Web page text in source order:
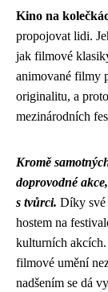
Kino na
propojovat lidi.
jak filmové
animované filmy
originalitu, a
mezinárodních
Kromě
doprovodné
s tvůrci. Díky své
hostem na
kulturních
filmové umění
nadšením se dá